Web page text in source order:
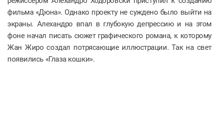
фильма «Дюна». Однако проекту не суждено было выйти на
экраны. Алехандро впал в глубокую депрессию и на этом
фоне начал писать сюжет графического романа, к которому
Жан Жиро создал потрясающие иллюстрации. Так на свет
появились «Глаза кошки».